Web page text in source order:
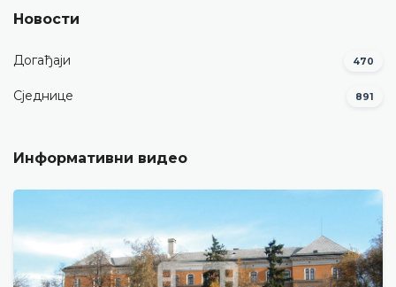
Новости
Догађаји 470
Сједнице 891
Информативни видео